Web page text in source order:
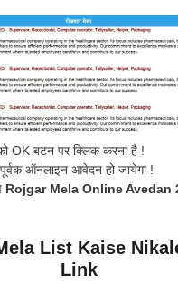
OK बटन पर क्लिक करना है !
ऑनलाइन आवेदन हो जायेगा !
Rojgar Mela Online Avedan
List Kaise
Link